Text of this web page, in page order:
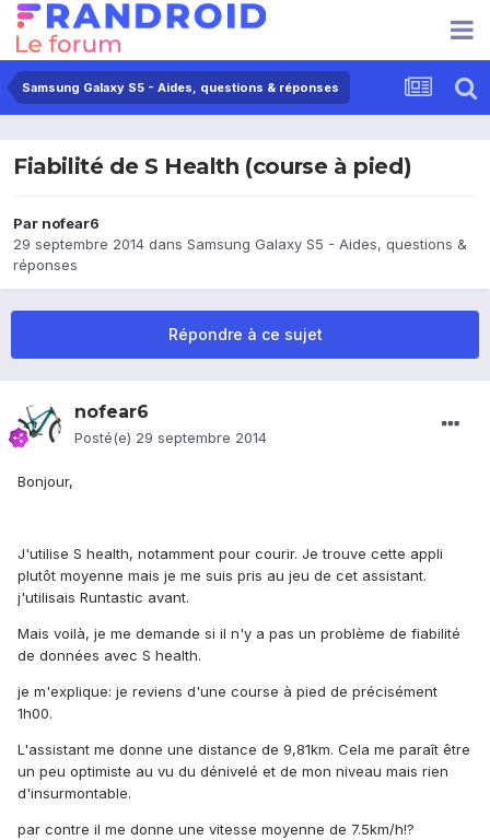
Samsung Galaxy S5 - Aides, questions & réponses
Fiabilité de S Health (course à pied)
Par nofear6
29 septembre 2014 dans Samsung Galaxy S5 - Aides, questions &
réponses
Répondre à ce sujet
nofear6
Posté(e) 29 septembre 2014
Bonjour,
J'utilise S health, notamment pour courir. Je trouve cette appli
plutôt moyenne mais je me suis pris au jeu de cet assistant.
j'utilisais Runtastic avant.
Mais voilà, je me demande si il n'y a pas un problème de fiabilité
de données avec S health.
je m'explique: je reviens d'une course à pied de précisément
1h00.
L'assistant me donne une distance de 9,81km. Cela me paraît être
un peu optimiste au vu du dénivelé et de mon niveau mais rien
d'insurmontable.
par contre il me donne une vitesse moyenne de 7.5km/h!?